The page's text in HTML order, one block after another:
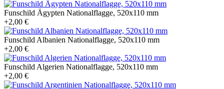
Funschild Ägypten Nationalflagge, 520x110 mm
+2,00 €
Funschild Albanien Nationalflagge, 520x110 mm
+2,00 €
Funschild Algerien Nationalflagge, 520x110 mm
+2,00 €